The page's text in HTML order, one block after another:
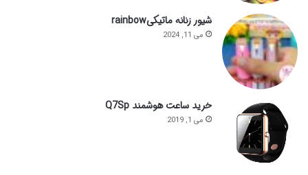
شیور زنانه ماتیکیrainbow
می 11, 2024
خرید ساعت هوشمند Q7Sp
می 1, 2019